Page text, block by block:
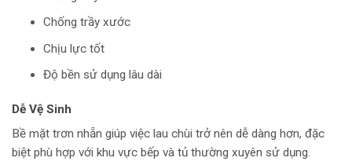
Chống trầy xước
Chịu lực tốt
Độ bền sử dụng lâu dài
Dễ Vệ Sinh
Bề mặt trơn nhẵn giúp việc lau chùi trở nên dễ dàng hơn, đặc
biệt phù hợp với khu vực bếp và tủ thường xuyên sử dụng.